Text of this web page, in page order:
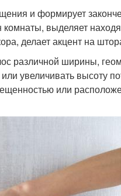
и формирует
выделяет
делает акцент на
различной ширины,
увеличивать высоту
или